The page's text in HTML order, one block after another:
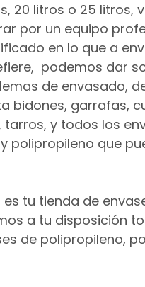
20 litros o 25 litros,
por un equipo
en lo que a
podemos dar
de envasado,
bidones, garrafas,
tarros, y todos los
y polipropileno que
tu tienda de
a tu disposición
de polipropileno,